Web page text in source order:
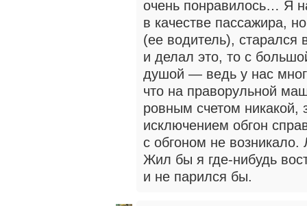
очень понравилось… Я
в качестве пассажира,
(ее водитель), старался
и делал это, то с
душой — ведь у нас
что на праворульной
ровным счетом никакой,
исключением обгон
с обгоном не
Жил бы я где-нибудь
и не парился бы.